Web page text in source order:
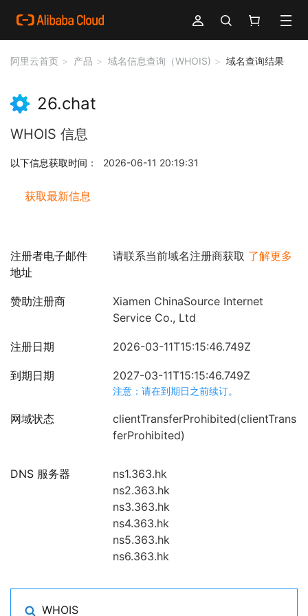
阿里云首页 产品 域名信息查询（WHOIS) 域名查询结果
26.chat
WHOIS 信息
以下信息获取时间： 2026-06-11 20:19:31
获取最新信息
注册者电子邮件
地址
请联系当前域名注册商获取 了解更多
赞助注册商
Xiamen ChinaSource Internet
Service Co., Ltd
注册日期 2026-03-11T15:15:46.749Z
到期日期 2027-03-11T15:15:46.749Z
注意：请在到期日之前续订。
网域状态
clientTransferProhibited(clientTrans
ferProhibited)
DNS 服务器
ns1.363.hk
ns2.363.hk
ns3.363.hk
ns4.363.hk
ns5.363.hk
ns6.363.hk
WHOIS